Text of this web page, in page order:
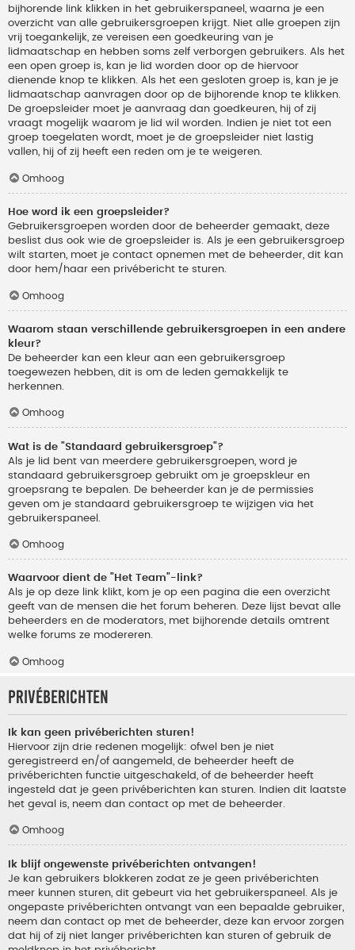
bijhorende link klikken in het gebruikerspaneel, waarna je een
overzicht van alle gebruikersgroepen krijgt. Niet alle groepen zijn
vrij toegankelijk, ze vereisen een goedkeuring van je
lidmaatschap en hebben soms zelf verborgen gebruikers. Als het
een open groep is, kan je lid worden door op de hiervoor
dienende knop te klikken. Als het een gesloten groep is, kan je je
lidmaatschap aanvragen door op de bijhorende knop te klikken.
De groepsleider moet je aanvraag dan goedkeuren, hij of zij
vraagt mogelijk waarom je lid wil worden. Indien je niet tot een
groep toegelaten wordt, moet je de groepsleider niet lastig
vallen, hij of zij heeft een reden om je te weigeren.
Omhoog
Hoe word ik een groepsleider?
Gebruikersgroepen worden door de beheerder gemaakt, deze
beslist dus ook wie de groepsleider is. Als je een gebruikersgroep
wilt starten, moet je contact opnemen met de beheerder, dit kan
door hem/haar een privébericht te sturen.
Omhoog
Waarom staan verschillende gebruikersgroepen in een andere
kleur?
De beheerder kan een kleur aan een gebruikersgroep
toegewezen hebben, dit is om de leden gemakkelijk te
herkennen.
Omhoog
Wat is de "Standaard gebruikersgroep"?
Als je lid bent van meerdere gebruikersgroepen, word je
standaard gebruikersgroep gebruikt om je groepskleur en
groepsrang te bepalen. De beheerder kan je de permissies
geven om je standaard gebruikersgroep te wijzigen via het
gebruikerspaneel.
Omhoog
Waarvoor dient de "Het Team"-link?
Als je op deze link klikt, kom je op een pagina die een overzicht
geeft van de mensen die het forum beheren. Deze lijst bevat alle
beheerders en de moderators, met bijhorende details omtrent
welke forums ze modereren.
Omhoog
Privéberichten
Ik kan geen privéberichten sturen!
Hiervoor zijn drie redenen mogelijk: ofwel ben je niet
geregistreerd en/of aangemeld, de beheerder heeft de
privéberichten functie uitgeschakeld, of de beheerder heeft
ingesteld dat je geen privéberichten kan sturen. Indien dit laatste
het geval is, neem dan contact op met de beheerder.
Omhoog
Ik blijf ongewenste privéberichten ontvangen!
Je kan gebruikers blokkeren zodat ze je geen privéberichten
meer kunnen sturen, dit gebeurt via het gebruikerspaneel. Als je
ongepaste privéberichten ontvangt van een bepaalde gebruiker,
neem dan contact op met de beheerder, deze kan ervoor zorgen
dat hij of zij niet langer privéberichten kan sturen of gebruik de